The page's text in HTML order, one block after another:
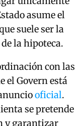
asume el
suele ser la
la hipoteca.
con las
el Govern está
oficial.
se pretende
y garantizar